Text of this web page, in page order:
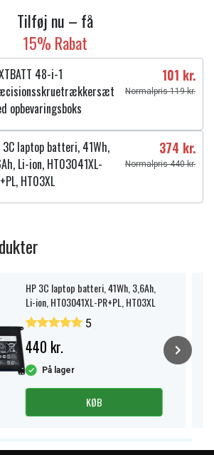
Tilføj nu – få
15% Rabat
48-i-1
opbevaringsboks
101 kr.
Normalpris 119 kr.
3C laptop batteri, 41Wh,
Li-ion, HT03041XL-
HT03XL
374 kr.
Normalpris 440 kr.
HP 3C laptop batteri, 41Wh, 3,6Ah,
Li-ion, HT03041XL-PR+PL, HT03XL
5
440 kr.
På lager
KØB